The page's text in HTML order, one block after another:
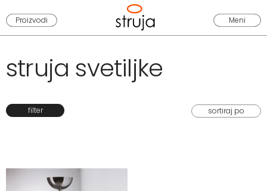
Proizvodi Meni
struja svetiljke
filter